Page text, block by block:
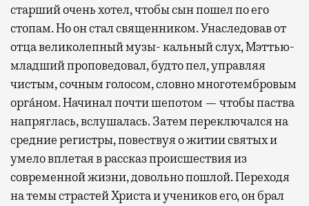
старший очень хотел, чтобы сын пошел по его
стопам. Но он стал священником. Унаследовав от
отца великолепный музы- кальный слух, Мэттью-
младший проповедовал, будто пел, управляя
чистым, сочным голосом, словно многотембровым
оргáном. Начинал почти шепотом — чтобы паства
напряглась, вслушалась. Затем переключался на
средние регистры, повествуя о житии святых и
умело вплетая в рассказ происшествия из
современной жизни, довольно пошлой. Переходя
на темы страстей Христа и учеников его, он брал